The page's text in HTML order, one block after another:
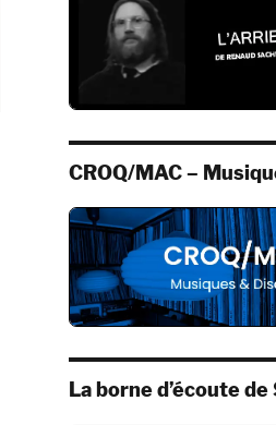
CROQ/MAC –
La borne d’écoute